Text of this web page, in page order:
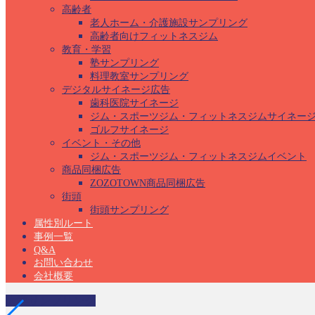
高齢者
老人ホーム・介護施設サンプリング
高齢者向けフィットネスジム
教育・学習
塾サンプリング
料理教室サンプリング
デジタルサイネージ広告
歯科医院サイネージ
ジム・スポーツジム・フィットネスジムサイネー
ゴルフサイネージ
イベント・その他
ジム・スポーツジム・フィットネスジムイベント
商品同梱広告
ZOZOTOWN商品同梱広告
街頭
街頭サンプリング
属性別ルート
事例一覧
Q&A
お問い合わせ
会社概要
大学サンプリング